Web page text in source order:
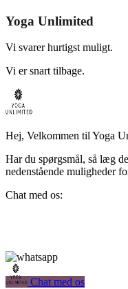
Yoga Unlimited
Vi svarer hurtigst muligt.
Vi er snart tilbage.
Hej, Velkommen til Yoga
Har du spørgsmål, så læg
nedenstående muligheder
Chat med os:
Chat med os